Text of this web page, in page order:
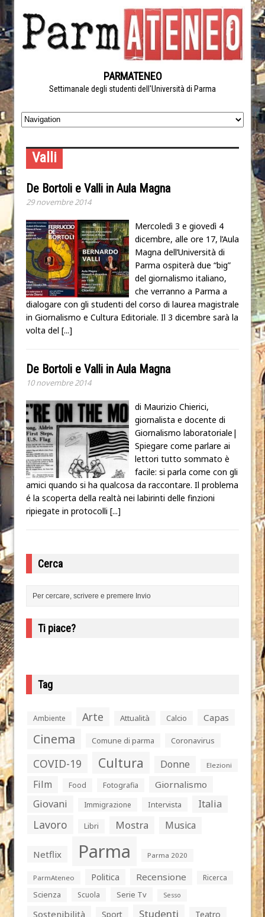
PARMATENEO
Settimanale degli studenti dell'Università di Parma
Valli
De Bortoli e Valli in Aula Magna
29 novembre 2014
Mercoledì 3 e giovedì 4
dicembre, alle ore 17, l’Aula
Magna dell’Università di
Parma ospiterà due “big”
del giornalismo italiano,
che verranno a Parma a
dialogare con gli studenti del corso di laurea magistrale
in Giornalismo e Cultura Editoriale. Il 3 dicembre sarà la
volta del [...]
De Bortoli e Valli in Aula Magna
10 novembre 2014
di Maurizio Chierici,
giornalista e docente di
Giornalismo laboratoriale|
Spiegare come parlare ai
lettori tutto sommato è
facile: si parla come con gli
amici quando si ha qualcosa da raccontare. Il problema
é la scoperta della realtà nei labirinti delle finzioni
ripiegate in protocolli [...]
Cerca
Ti piace?
Tag
Ambiente Arte Attualità Calcio Capas
Cinema Comune di parma Coronavirus
COVID-19 Cultura Donne Elezioni
Film Food Fotografia Giornalismo
Giovani Immigrazione Intervista Italia
Lavoro Libri Mostra Musica
Netflix Parma Parma 2020
ParmAteneo Politica Recensione
Ricerca
Scienza
Scuola Serie Tv Sesso
Sostenibilità Sport Studenti Teatro